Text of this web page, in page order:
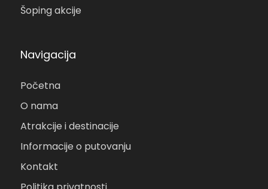
Šoping akcije
Navigacija
Početna
O nama
Atrakcije i destinacije
Informacije o putovanju
Kontakt